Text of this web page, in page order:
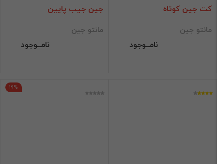
کت جین کوتاه
مانتو جین
نامــوجود
جین جیب پایین
مانتو جین
نامــوجود
19%